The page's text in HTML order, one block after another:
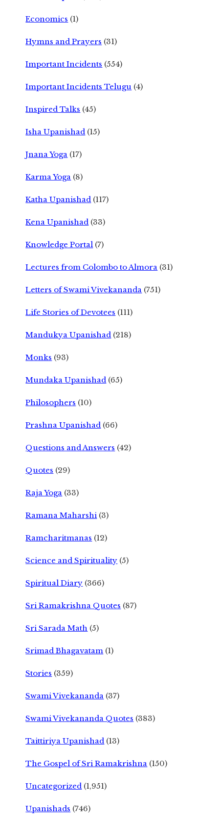
Economics (1)
Hymns and Prayers (31)
Important Incidents (554)
Important Incidents Telugu (4)
Inspired Talks (45)
Isha Upanishad (15)
Jnana Yoga (17)
Karma Yoga (8)
Katha Upanishad (117)
Kena Upanishad (33)
Knowledge Portal (7)
Lectures from Colombo to Almora (31)
Letters of Swami Vivekananda (751)
Life Stories of Devotees (111)
Mandukya Upanishad (218)
Monks (93)
Mundaka Upanishad (65)
Philosophers (10)
Prashna Upanishad (66)
Questions and Answers (42)
Quotes (29)
Raja Yoga (33)
Ramana Maharshi (3)
Ramcharitmanas (12)
Science and Spirituality (5)
Spiritual Diary (366)
Sri Ramakrishna Quotes (87)
Sri Sarada Math (5)
Srimad Bhagavatam (1)
Stories (359)
Swami Vivekananda (37)
Swami Vivekananda Quotes (383)
Taittiriya Upanishad (13)
The Gospel of Sri Ramakrishna (150)
Uncategorized (1,951)
Upanishads (746)